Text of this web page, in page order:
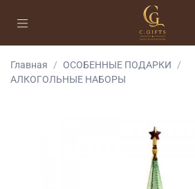
Главная
ОСОБЕННЫЕ ПОДАРКИ
АЛКОГОЛЬНЫЕ НАБОРЫ